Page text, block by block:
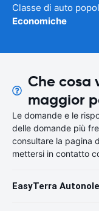
Classe di auto
Economiche
Che cosa
maggior
Le domande e le
delle domande più
consultare la pagina
mettersi in contatto
EasyTerra